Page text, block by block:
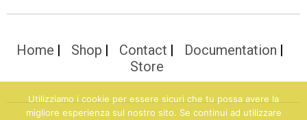
Home Shop Contact
Documentation
Store
Utilizziamo i cookie per essere sicuri che tu possa avere la
migliore esperienza sul nostro sito. Se continui ad utilizzare